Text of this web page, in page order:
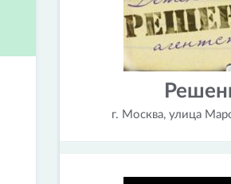
г. Москва, улица